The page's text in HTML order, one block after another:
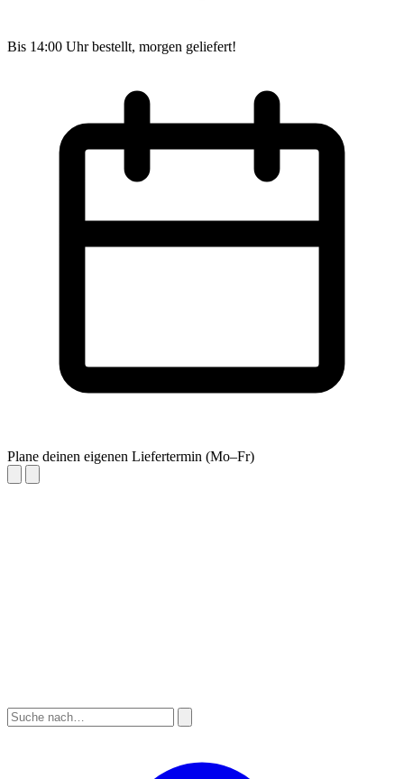
Bis 14:00 Uhr bestellt, morgen geliefert!
Plane deinen eigenen Liefertermin (Mo–Fr)